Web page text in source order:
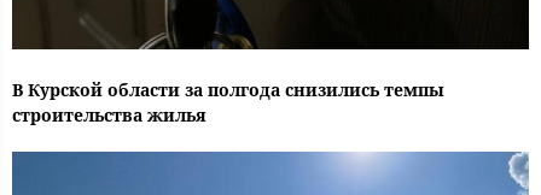
В Курской области за полгода снизились темпы
строительства жилья